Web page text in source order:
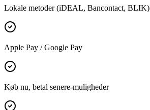
Lokale metoder (iDEAL, Bancontact, BLIK)
Apple Pay / Google Pay
Køb nu, betal senere-muligheder